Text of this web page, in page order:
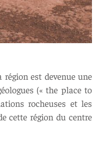
région est devenue une
(« the place to
rocheuses et les
cette région du centre